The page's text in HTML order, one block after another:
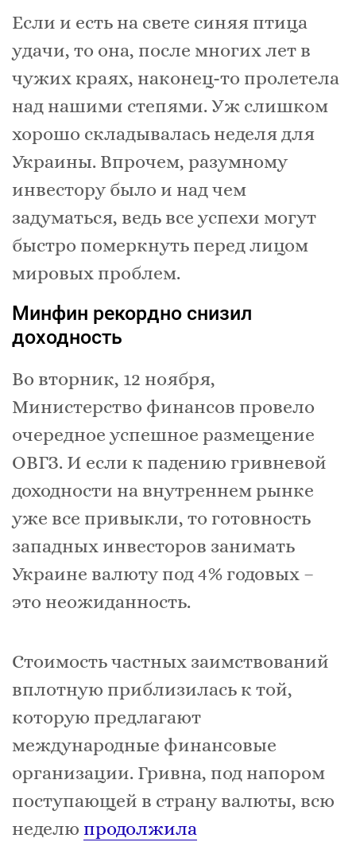
Если и есть на свете синяя птица
удачи, то она, после многих лет в
чужих краях, наконец-то пролетела
над нашими степями. Уж слишком
хорошо складывалась неделя для
Украины. Впрочем, разумному
инвестору было и над чем
задуматься, ведь все успехи могут
быстро померкнуть перед лицом
мировых проблем.
Минфин рекордно снизил
доходность
Во вторник, 12 ноября,
Министерство финансов провело
очередное успешное размещение
ОВГЗ. И если к падению гривневой
доходности на внутреннем рынке
уже все привыкли, то готовность
западных инвесторов занимать
Украине валюту под 4% годовых –
это неожиданность.